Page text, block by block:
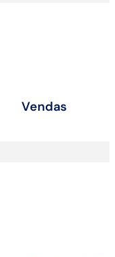
Vendas